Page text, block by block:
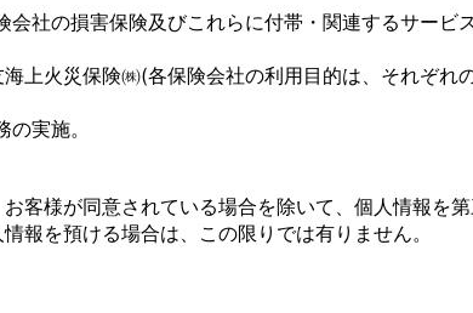
社の損害保険及びこれらに付帯・関連するサービ
上火災保険㈱(各保険会社の利用目的は、それぞれ
実施。
客様が同意されている場合を除いて、個人情報を
報を預ける場合は、この限りでは有りません。